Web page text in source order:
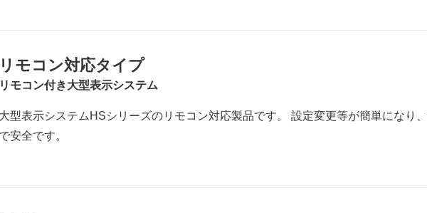
リモコン対応タイプ
リモコン付き大型表示システム
大型表示システムHSシリーズのリモコン対応製品です。 設定変更等が簡単になり
で安全です。